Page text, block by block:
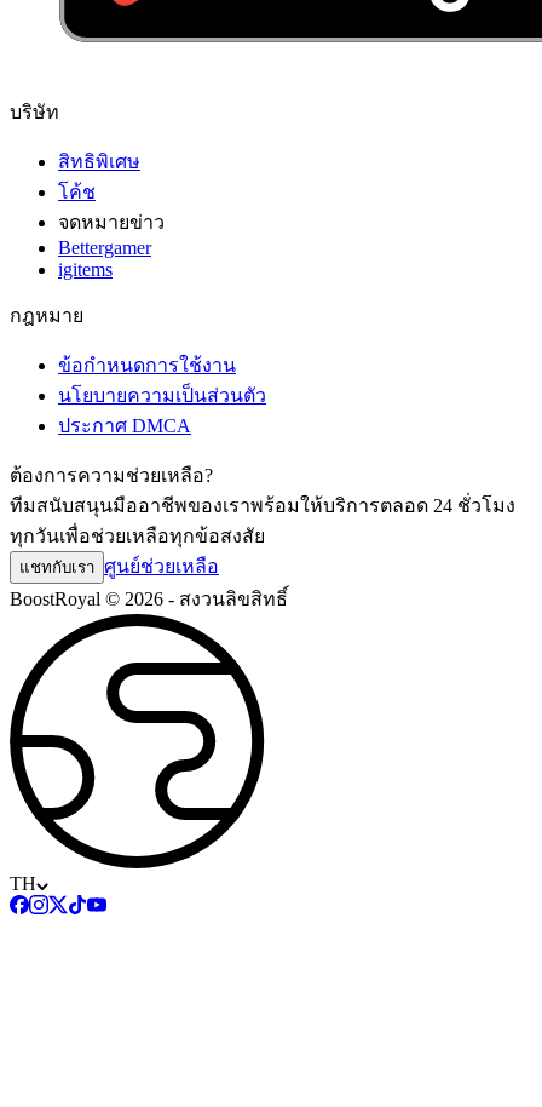
บริษัท
สิทธิพิเศษ
โค้ช
จดหมายข่าว
Bettergamer
igitems
กฎหมาย
ข้อกำหนดการใช้งาน
นโยบายความเป็นส่วนตัว
ประกาศ DMCA
ต้องการความช่วยเหลือ?
ทีมสนับสนุนมืออาชีพของเราพร้อมให้บริการตลอด 24 ชั่วโมง
ทุกวันเพื่อช่วยเหลือทุกข้อสงสัย
แชทกับเรา ศูนย์ช่วยเหลือ
BoostRoyal © 2026 - สงวนลิขสิทธิ์
TH